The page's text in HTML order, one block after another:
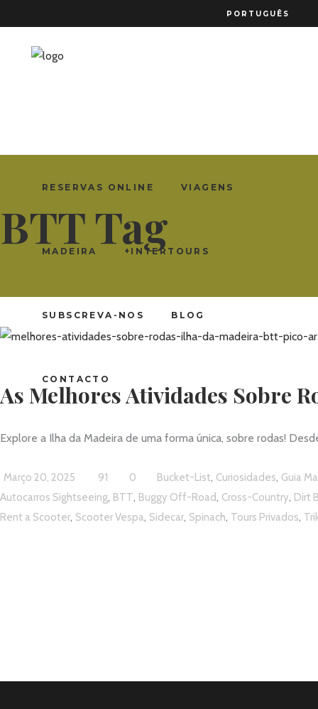
PORTUGUÊS
RESERVAS ONLINE VIAGENS
MADEIRA +INTERTOURS
SUBSCREVA-NOS BLOG
CONTACTO
BTT Tag
As Melhores Atividades Sobre
Explore a Ilha da Madeira de uma forma única, sobre rodas!
Março 20, 2025 91 0 Bucket-List, Curiosidades, Guia
Autocarros Sightseeing, BTT, Buggy Off-Road, Cross-Country, Dirt
Rent a Scooter, Scooter Vespa, Sidecar, Spinach, Tours Privados,